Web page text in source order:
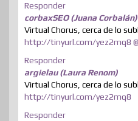
Responder
corbaxSEO (Juana Corbalán)
Virtual Chorus, cerca de lo
http://tinyurl.com/yez2mq8
Responder
argielau (Laura Renom)
Virtual Chorus, cerca de lo
http://tinyurl.com/yez2mq8
Responder